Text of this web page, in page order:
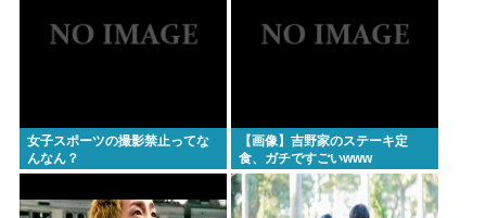
女子スポーツの撮影禁止ってな
んなん？
【画像】吉野家のステーキ定
食、ガチですごいwww